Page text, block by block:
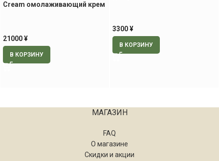
Cream омолаживающий крем
21000¥
В КОРЗИНУ
3300¥
В КОРЗИНУ
МАГАЗИН
FAQ
О магазине
Скидки и акции